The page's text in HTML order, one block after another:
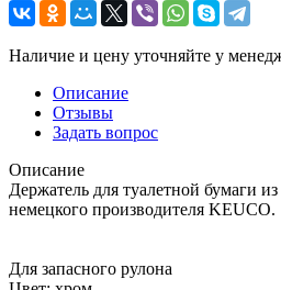
Наличие и цену уточняйте у
Описание
Отзывы
Задать вопрос
Описание
Держатель для туалетной бумаги
немецкого производителя KEUCO.
Для запасного рулона